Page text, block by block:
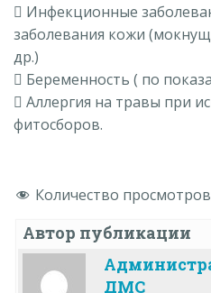
 Инфекционные
заболевания кожи
др.)
 Беременность ( по
 Аллергия на травы при
фитосборов.
Количество
Автор публикации
ДМС